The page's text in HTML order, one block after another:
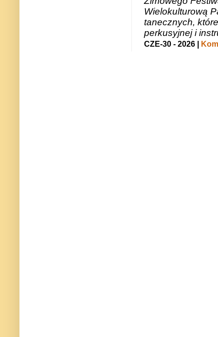
Wielokulturową
tanecznych,
perkusyjnej i
CZE-30 - 2026 |